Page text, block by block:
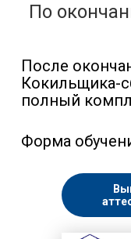
По
После
Кокильщика-
полный
Форма